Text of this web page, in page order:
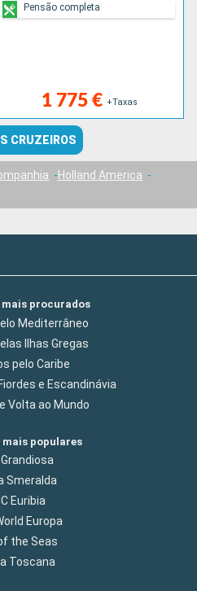
1 775 € +Taxas
Pensão completa
CRUZEIROS
Holland America
mais procurados
Mediterrâneo
Ilhas Gregas
pelo Caribe
e Escandinávia
Volta ao Mundo
mais populares
Smeralda
Euribia
Europa
the Seas
Toscana